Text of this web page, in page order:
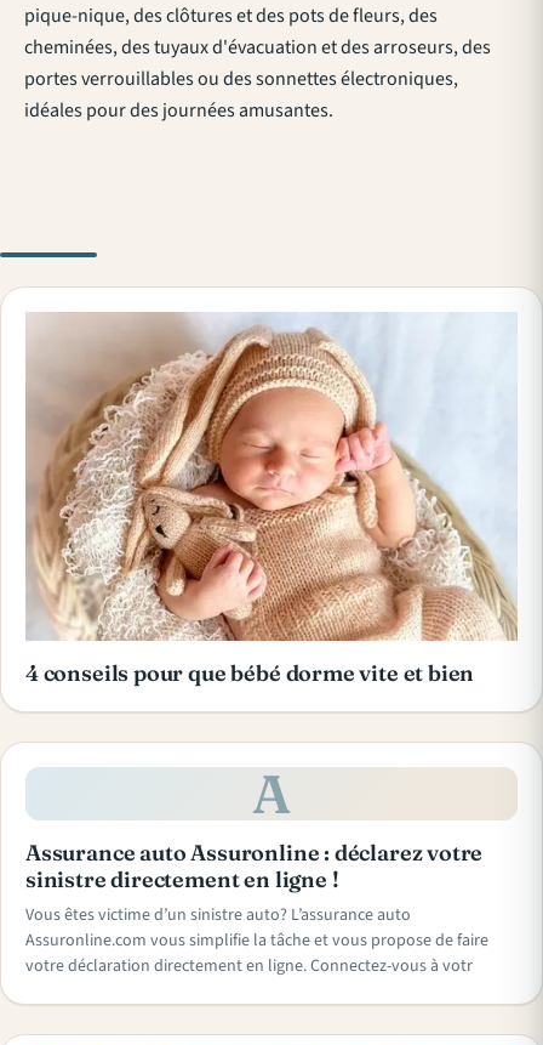
pique-nique, des clôtures et des pots de fleurs, des
cheminées, des tuyaux d'évacuation et des arroseurs, des
portes verrouillables ou des sonnettes électroniques,
idéales pour des journées amusantes.
4 conseils pour que bébé dorme vite et bien
A
Assurance auto Assuronline : déclarez votre
sinistre directement en ligne !
Vous êtes victime d’un sinistre auto? L’assurance auto
Assuronline.com vous simplifie la tâche et vous propose de faire
votre déclaration directement en ligne. Connectez-vous à votr